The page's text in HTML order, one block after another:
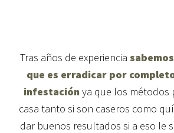
Tras años de experiencia
que es erradicar por
infestaciónya que los métodos
casa tanto si son caseros como
dar buenos resultados si a eso le